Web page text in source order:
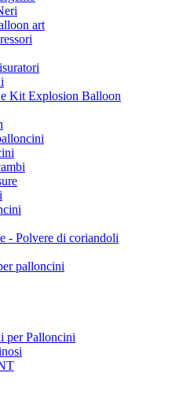
art
Kit Explosion Balloon
- Polvere di coriandoli
palloncini
per Palloncini